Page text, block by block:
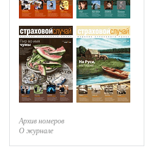
Архив номеров
О журнале